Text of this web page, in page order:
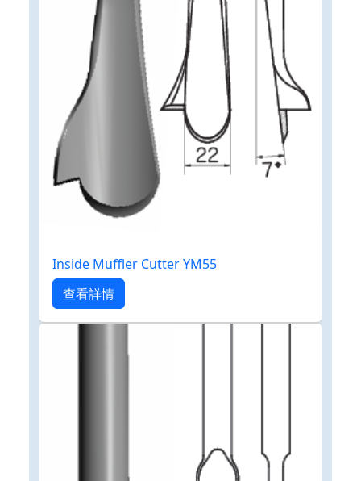
Inside Muffler Cutter YM55
查看詳情